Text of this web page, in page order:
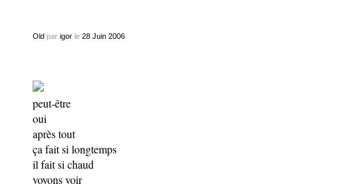
Old par igorle 28 Juin 2006
peut-être
oui
après tout
ça fait si longtemps
il fait si chaud
voyons voir